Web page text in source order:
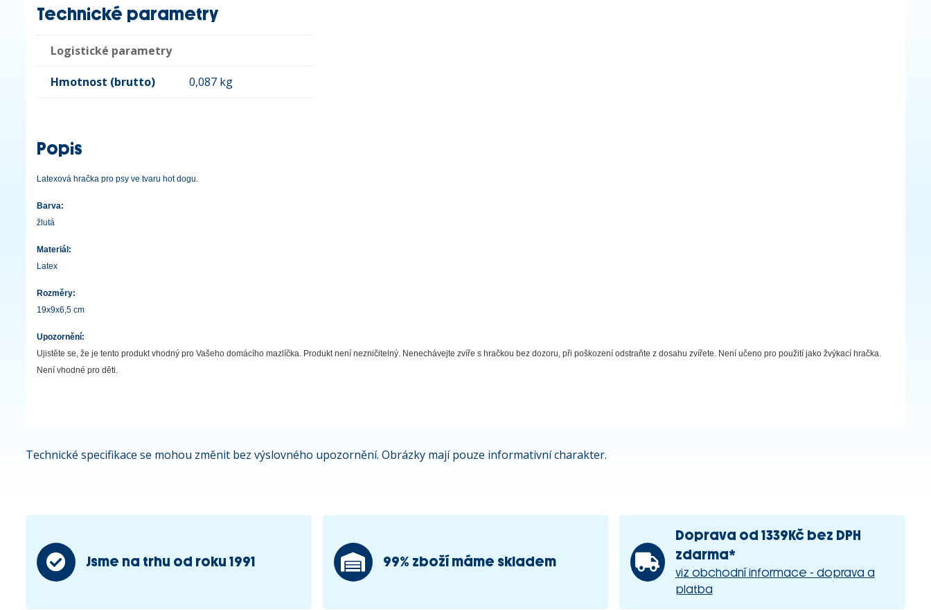
Technické parametry
Logistické parametry
Hmotnost (brutto) 0,087 kg
Popis
Latexová hračka pro psy ve tvaru hot dogu.
Barva:
žlutá
Materiál:
Latex
Rozměry:
19x9x6,5 cm
Upozornění:
Ujistěte se, že je tento produkt vhodný pro Vašeho domácího mazlíčka. Produkt není nezničitelný. Nenechávejte zvíře s hračkou bez dozoru, při poškození odstraňte z dosahu zvířete. Není učeno pro použití jako žvýkací hračka.
Není vhodné pro děti.
Technické specifikace se mohou změnit bez výslovného upozornění. Obrázky mají pouze informativní charakter.
Jsme na trhu od roku 1991 99% zboží máme skladem
Doprava od 1339Kč bez DPH
zdarma*
viz obchodní informace - doprava a
platba